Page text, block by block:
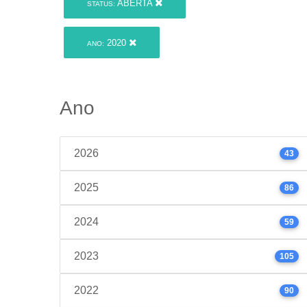
STATUS: ABERTA
ANO: 2020
Ano
2026 43
2025 86
2024 59
2023 105
2022 90